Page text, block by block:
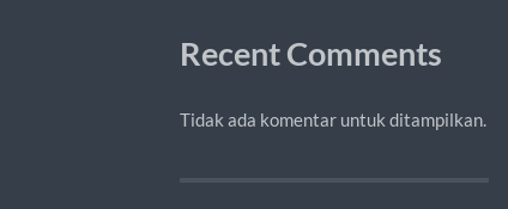
Recent Comments
Tidak ada komentar untuk ditampilkan.